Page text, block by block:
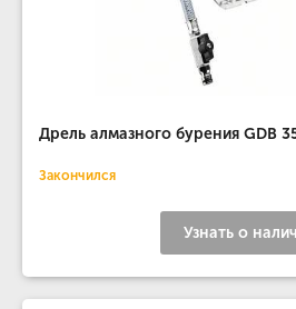
Дрель алмазного бурения GDB
Закончился
Узнать о